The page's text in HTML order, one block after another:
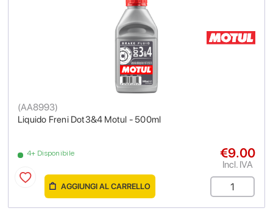
Liquido Freni Dot3&4 Motul - 500ml
(AA8993)
4+ Disponibile €9.00
Incl. IVA
AGGIUNGI AL CARRELLO